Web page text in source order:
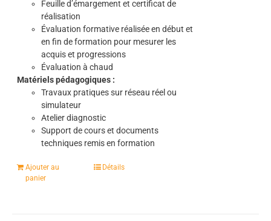
Feuille d’émargement et certificat de
réalisation
Évaluation formative réalisée en début et
en fin de formation pour mesurer les
acquis et progressions
Évaluation à chaud
Matériels pédagogiques :
Travaux pratiques sur réseau réel ou
simulateur
Atelier diagnostic
Support de cours et documents
techniques remis en formation
Ajouter au
panier
Détails